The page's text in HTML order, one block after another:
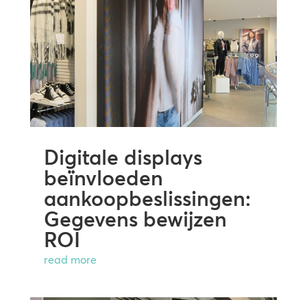
Digitale displays
beïnvloeden
aankoopbeslissingen:
Gegevens bewijzen
ROI
read more